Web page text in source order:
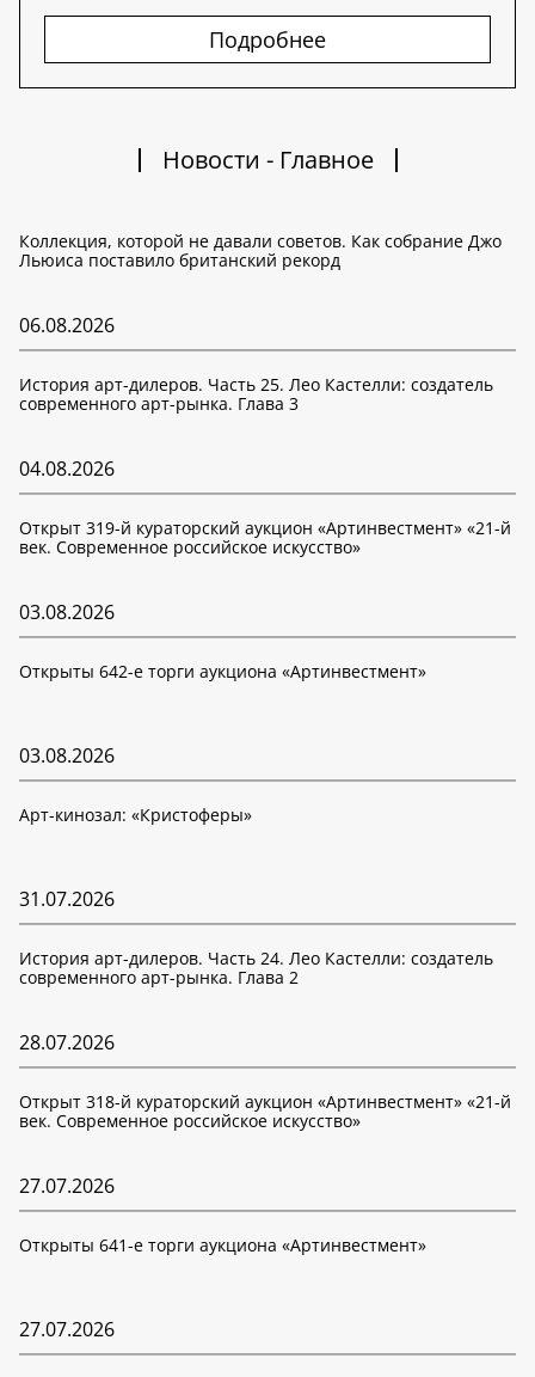
Подробнее
Новости - Главное
Коллекция, которой не давали советов. Как собрание Джо
Льюиса поставило британский рекорд
06.08.2026
История арт-дилеров. Часть 25. Лео Кастелли: создатель
современного арт-рынка. Глава 3
04.08.2026
Открыт 319-й кураторский аукцион «Артинвестмент» «21-й
век. Современное российское искусство»
03.08.2026
Открыты 642-е торги аукциона «Артинвестмент»
03.08.2026
Арт-кинозал: «Кристоферы»
31.07.2026
История арт-дилеров. Часть 24. Лео Кастелли: создатель
современного арт-рынка. Глава 2
28.07.2026
Открыт 318-й кураторский аукцион «Артинвестмент» «21-й
век. Современное российское искусство»
27.07.2026
Открыты 641-е торги аукциона «Артинвестмент»
27.07.2026